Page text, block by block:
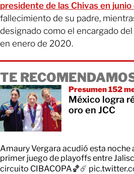
presidente de las Chivas en
fallecimiento de su padre,
designado como el encargado
en enero de 2020.
TE
Presumen 152
México logra
oro en JCC
Amaury Vergara acudió esta noche
primer juego de playoffs entre
circuito CIBACOPA🏀☄️